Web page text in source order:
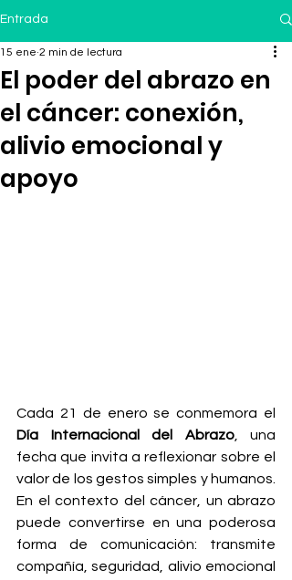
Entrada
El poder del abrazo en
el cáncer: conexión,
alivio emocional y
apoyo
15 ene 2 min de lectura
Día Internacional del Abrazo, una
fecha que invita a reflexionar sobre el
valor de los gestos simples y humanos.
En el contexto del cáncer, un abrazo
puede convertirse en una poderosa
forma de comunicación: transmite
compañía, seguridad, alivio emocional